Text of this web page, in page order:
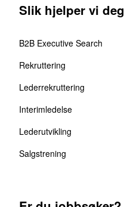
Slik hjelper vi deg
B2B Executive Search
Rekruttering
Lederrekruttering
Interimledelse
Lederutvikling
Salgstrening